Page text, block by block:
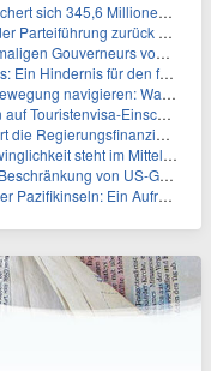
IPO und ebnet den Weg für nicht-opioide Schmerztherapie
und hebt politische Turbulenzen hervor
Herausforderungen in der Governance und im Geschäftsumfeld hervor
freien Handel und das Investorenvertrauen
Was steht für Investoren auf dem Spiel?
Einschränkungen für Russen
angesichts des bevorstehenden Ferienbeginns
Demokraten auf die Mehrheit im Repräsentantenhaus zielen
von US-Geburtsrecht
Haltung gegen Chinas militärische Provokationen